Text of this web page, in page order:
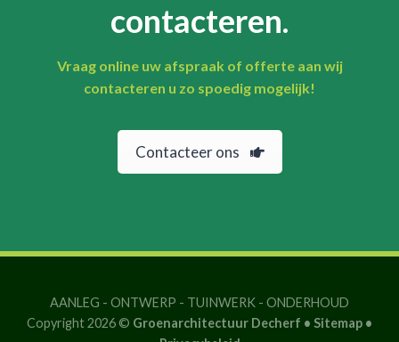
contacteren.
Vraag online uw afspraak of offerte aan wij
contacteren u zo spoedig mogelijk!
Contacteer ons
AANLEG - ONTWERP - TUINWERK - ONDERHOUD
Copyright 2026 © Groenarchitectuur Decherf • Sitemap •